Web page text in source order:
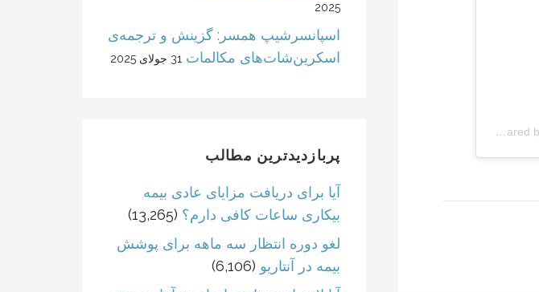
A post shared by Alizadeh Certified Translation Services (@alizadeh.certified.translation)
2025
اسپانسرشیپ همسر: گزینش و ترجمه‌ی
اسکرین‌شات‌های مکالمات 31 جولای 2025
پربازدیدترین مطالب
آیا برای دریافت مزایای عادی بیمه
بیکاری ساعات کافی دارم؟ (13,265)
لغو دوره انتظار سه ماهه برای پوشش
بیمه در آنتاریو (6,106)